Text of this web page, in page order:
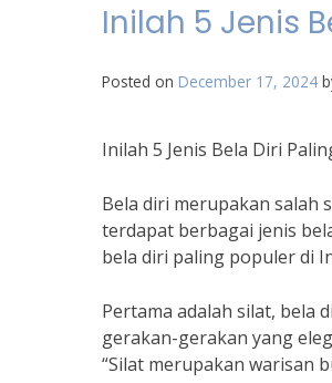
Inilah 5 Jenis
Posted on December 17, 2024
Inilah 5 Jenis Bela Diri
Bela diri merupakan salah
terdapat berbagai jenis
bela diri paling populer di
Pertama adalah silat, bela
gerakan-gerakan yang
“Silat merupakan warisan